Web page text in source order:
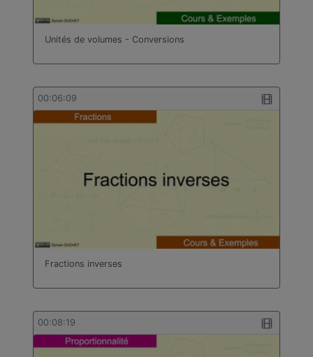
Unités de volumes - Conversions
00:06:09
Fractions inverses
00:08:19